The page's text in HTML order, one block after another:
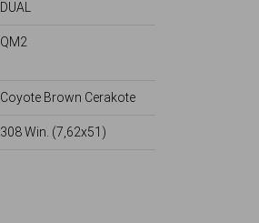
DUAL
QM2
Coyote Brown Cerakote
308 Win. (7,62x51)